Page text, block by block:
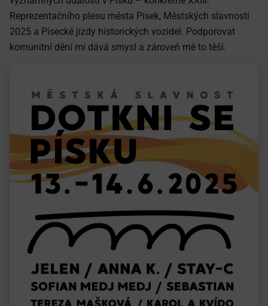
Reprezentačního plesu města Písek, Městských slavností
2025 a Písecké jízdy historických vozidel. Podporovat
komunitní dění mi dává smysl a zároveň mě to těší.